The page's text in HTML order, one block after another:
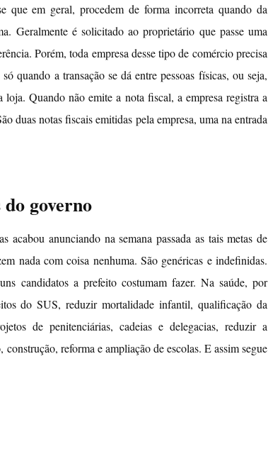
que em geral, procedem de forma incorreta quando da
Geralmente é solicitado ao proprietário que passe uma
Porém, toda empresa desse tipo de comércio precisa
quando a transação se dá entre pessoas físicas, ou seja,
Quando não emite a nota fiscal, a empresa registra a
duas notas fiscais emitidas pela empresa, uma na entrada
governo
acabou anunciando na semana passada as tais metas de
nada com coisa nenhuma. São genéricas e indefinidas.
candidatos a prefeito costumam fazer. Na saúde, por
do SUS, reduzir mortalidade infantil, qualificação da
de penitenciárias, cadeias e delegacias, reduzir a
reforma e ampliação de escolas. E assim segue